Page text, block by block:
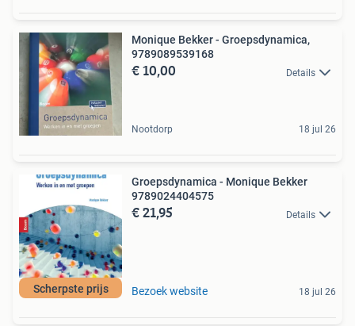
Monique Bekker - Groepsdynamica,
9789089539168
€ 10,00 Details
Nootdorp 18 jul 26
Scherpste prijs
Groepsdynamica - Monique Bekker
9789024404575
€ 21,95 Details
Bezoek website 18 jul 26